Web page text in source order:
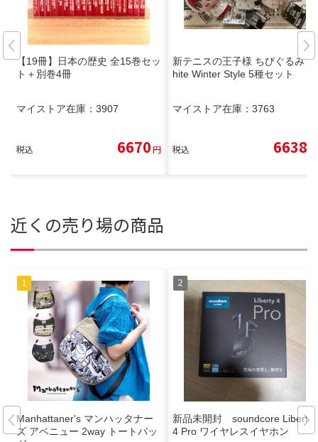
【19冊】日本の歴史 全15巻セッ
ト＋別巻4冊
マイストア在庫： 3907
税込 6670円
新テニスの王子様 ちびぐるみ W
hite Winter Style 5種セット
マイストア在庫： 3763
税込 6638
近くの売り場の商品
Manhattaner's マンハッタナー
ズ アベニュー 2way トートバッ
新品未開封 soundcore Liberty
4 Pro ワイヤレスイヤホン